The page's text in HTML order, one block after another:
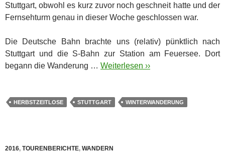
Stuttgart, obwohl es kurz zuvor noch geschneit hatte und der
Fernsehturm genau in dieser Woche geschlossen war.
Die Deutsche Bahn brachte uns (relativ) pünktlich nach
Stuttgart und die S-Bahn zur Station am Feuersee. Dort
begann die Wanderung … Weiterlesen ››
HERBSTZEITLOSE STUTTGART WINTERWANDERUNG
2016, TOURENBERICHTE, WANDERN